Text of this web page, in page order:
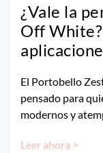
¿Vale la
Off
El Portobello
pensado para
modernos y
Leer ahora >